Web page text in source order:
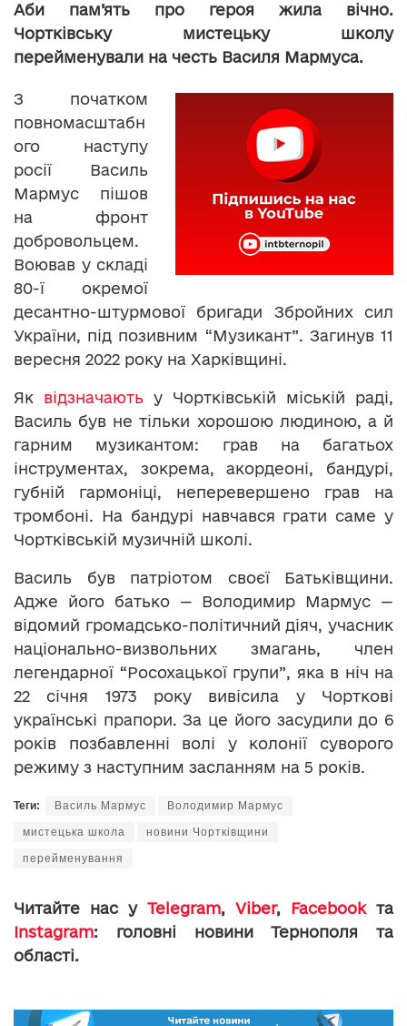
Аби пам’ять про героя жила вічно.
Чортківську мистецьку школу
перейменували на честь Василя Мармуса.
З початком
повномасштабн
ого наступу
росії Василь
Мармус пішов
на фронт
добровольцем.
Воював у складі
80-ї окремої
десантно-штурмової бригади Збройних сил
України, під позивним “Музикант”. Загинув 11
вересня 2022 року на Харківщині.
Як відзначають у Чортківській міській раді,
Василь був не тільки хорошою людиною, а й
гарним музикантом: грав на багатьох
інструментах, зокрема, акордеоні, бандурі,
губній гармоніці, неперевершено грав на
тромбоні. На бандурі навчався грати саме у
Чортківській музичній школі.
Василь був патріотом своєї Батьківщини.
Адже його батько — Володимир Мармус —
відомий громадсько-політичний діяч, учасник
національно-визвольних змагань, член
легендарної “Росохацької групи”, яка в ніч на
22 січня 1973 року вивісила у Чорткові
українські прапори. За це його засудили до 6
років позбавленні волі у колонії суворого
режиму з наступним засланням на 5 років.
Теги: Василь Мармус Володимир Мармус
мистецька школа новини Чортківщини
перейменування
Читайте нас у Telegram, Viber, Facebookта
Instagram: головні новини Тернополя та
області.